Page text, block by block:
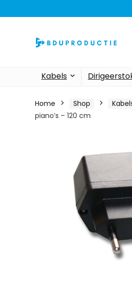
Kabels
Home Shop
piano’s – 120 cm